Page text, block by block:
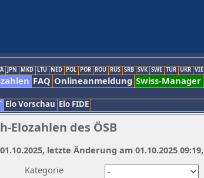
JPN MKD LTU NED POL POR ROU RUS SRB SVK SWE TUR UKR VIE
FAQ Onlineanmeldung Swiss-Manager
Elo Vorschau Elo FIDE
des ÖSB
Kategorie
letzte Änderung am 01.10.2025